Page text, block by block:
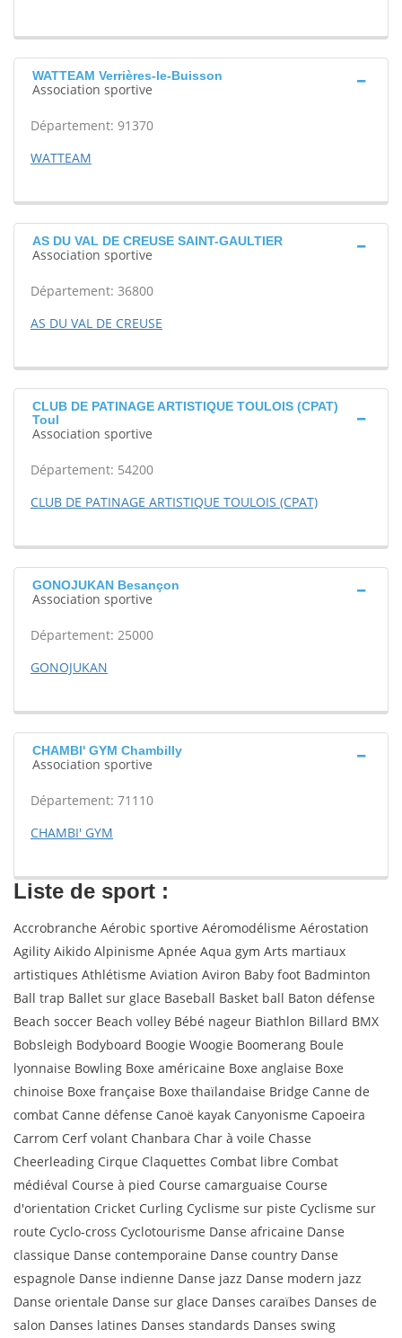
WATTEAM Verrières-le-Buisson
Association sportive
Département: 91370
WATTEAM
AS DU VAL DE CREUSE SAINT-GAULTIER
Association sportive
Département: 36800
AS DU VAL DE CREUSE
CLUB DE PATINAGE ARTISTIQUE TOULOIS (CPAT)
Toul
Association sportive
Département: 54200
CLUB DE PATINAGE ARTISTIQUE TOULOIS (CPAT)
GONOJUKAN Besançon
Association sportive
Département: 25000
GONOJUKAN
CHAMBI' GYM Chambilly
Association sportive
Département: 71110
CHAMBI' GYM
Liste de sport :
Accrobranche Aérobic sportive Aéromodélisme Aérostation
Agility Aikido Alpinisme Apnée Aqua gym Arts martiaux
artistiques Athlétisme Aviation Aviron Baby foot Badminton
Ball trap Ballet sur glace Baseball Basket ball Baton défense
Beach soccer Beach volley Bébé nageur Biathlon Billard BMX
Bobsleigh Bodyboard Boogie Woogie Boomerang Boule
lyonnaise Bowling Boxe américaine Boxe anglaise Boxe
chinoise Boxe française Boxe thaïlandaise Bridge Canne de
combat Canne défense Canoë kayak Canyonisme Capoeira
Carrom Cerf volant Chanbara Char à voile Chasse
Cheerleading Cirque Claquettes Combat libre Combat
médiéval Course à pied Course camarguaise Course
d'orientation Cricket Curling Cyclisme sur piste Cyclisme sur
route Cyclo-cross Cyclotourisme Danse africaine Danse
classique Danse contemporaine Danse country Danse
espagnole Danse indienne Danse jazz Danse modern jazz
Danse orientale Danse sur glace Danses caraïbes Danses de
salon Danses latines Danses standards Danses swing